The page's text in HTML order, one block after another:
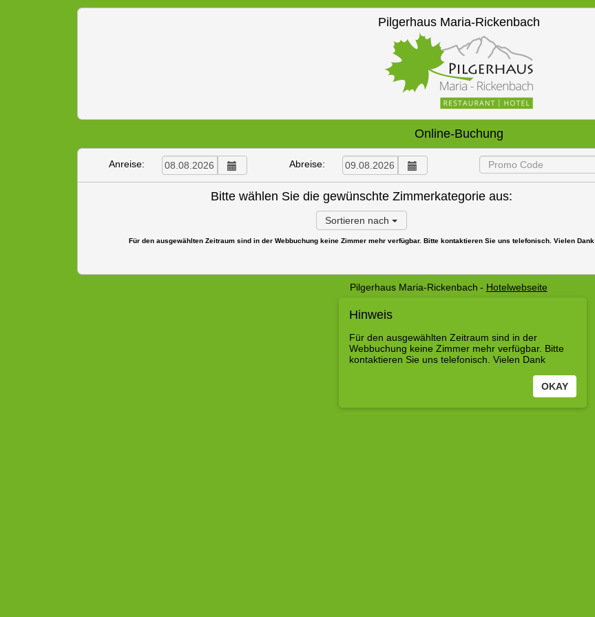
Pilgerhaus Maria-Rickenbach
Online-Buchung
Anreise: Abreise:
Bitte wählen Sie die gewünschte Zimmerkategorie aus:
Sortieren nach
Für den ausgewählten Zeitraum sind in der Webbuchung keine Zimmer mehr verfügbar. Bitte kontaktieren Sie uns telefonisch. Vielen Dank
Pilgerhaus Maria-Rickenbach - Hotelwebseite
Hinweis
Für den ausgewählten Zeitraum sind in der
Webbuchung keine Zimmer mehr verfügbar. Bitte
kontaktieren Sie uns telefonisch. Vielen Dank
OKAY